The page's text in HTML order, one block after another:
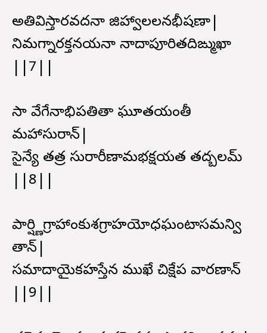
అతివిస్తారవదనా జిహ్వాలలనభీషణా|
నిమగ్నారక్తనయనా నాదాపూరితదిఙ్ముఖా
||7||
సా వేగేనాభిపతితా ఘూతయంతీ
మహాసురాన్|
సైన్యే తత్ర సురారీణామభక్షయత తద్బలమ్
||8||
పార్ష్ణిగ్రాహాంకుశగ్రాహయోధఘంటాసమన్వి
తాన్|
సమాదాయైకహస్తేన ముఖే చిక్షేప వారణాన్
||9||